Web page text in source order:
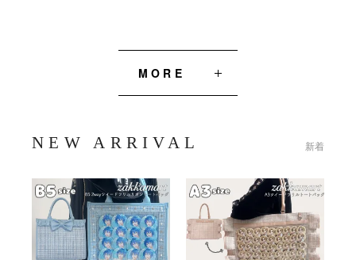
MORE
NEW ARRIVAL 新着